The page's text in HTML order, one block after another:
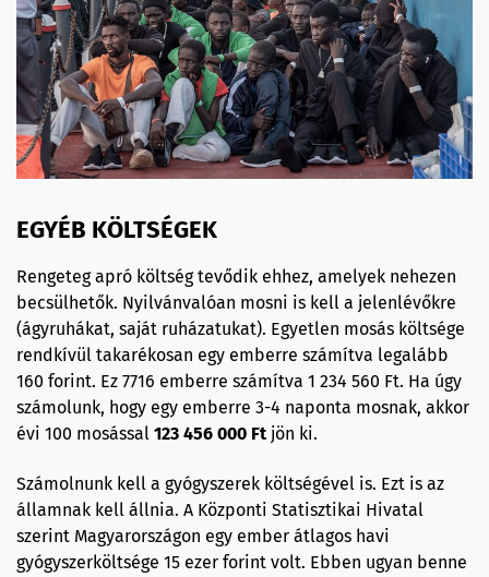
EGYÉB KÖLTSÉGEK
Rengeteg apró költség tevődik ehhez, amelyek nehezen
becsülhetők. Nyilvánvalóan mosni is kell a jelenlévőkre
(ágyruhákat, saját ruházatukat). Egyetlen mosás költsége
rendkívül takarékosan egy emberre számítva legalább
160 forint. Ez 7716 emberre számítva 1 234 560 Ft. Ha úgy
számolunk, hogy egy emberre 3-4 naponta mosnak, akkor
évi 100 mosással 123 456 000 Ftjön ki.
Számolnunk kell a gyógyszerek költségével is. Ezt is az
államnak kell állnia. A Központi Statisztikai Hivatal
szerint Magyarországon egy ember átlagos havi
gyógyszerköltsége 15 ezer forint volt. Ebben ugyan benne